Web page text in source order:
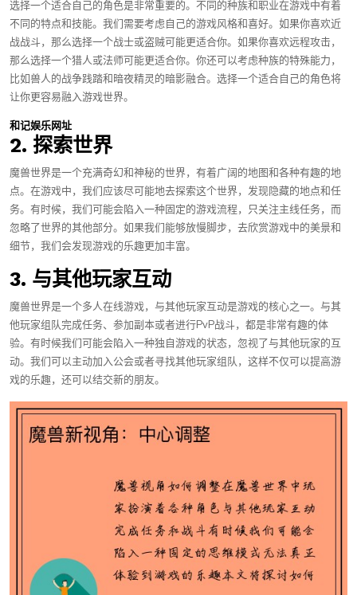
选择一个适合自己的角色是非常重要的。不同的种族和职业在游戏中有着
不同的特点和技能。我们需要考虑自己的游戏风格和喜好。如果你喜欢近
战战斗，那么选择一个战士或盗贼可能更适合你。如果你喜欢远程攻击，
那么选择一个猎人或法师可能更适合你。你还可以考虑种族的特殊能力，
比如兽人的战争践踏和暗夜精灵的暗影融合。选择一个适合自己的角色将
让你更容易融入游戏世界。
和记娱乐网址
2. 探索世界
魔兽世界是一个充满奇幻和神秘的世界，有着广阔的地图和各种有趣的地
点。在游戏中，我们应该尽可能地去探索这个世界，发现隐藏的地点和任
务。有时候，我们可能会陷入一种固定的游戏流程，只关注主线任务，而
忽略了世界的其他部分。如果我们能够放慢脚步，去欣赏游戏中的美景和
细节，我们会发现游戏的乐趣更加丰富。
3. 与其他玩家互动
魔兽世界是一个多人在线游戏，与其他玩家互动是游戏的核心之一。与其
他玩家组队完成任务、参加副本或者进行PvP战斗，都是非常有趣的体
验。有时候我们可能会陷入一种独自游戏的状态，忽视了与其他玩家的互
动。我们可以主动加入公会或者寻找其他玩家组队，这样不仅可以提高游
戏的乐趣，还可以结交新的朋友。